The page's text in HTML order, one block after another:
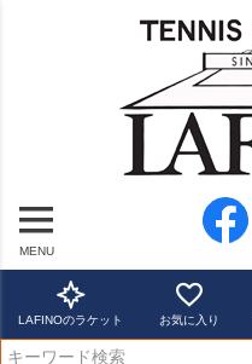
MENU
LAFINOのラケット お気に入り